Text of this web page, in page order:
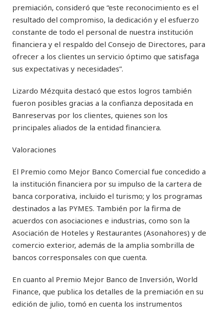
premiación, consideró que “este reconocimiento es el
resultado del compromiso, la dedicación y el esfuerzo
constante de todo el personal de nuestra institución
financiera y el respaldo del Consejo de Directores, para
ofrecer a los clientes un servicio óptimo que satisfaga
sus expectativas y necesidades”.
Lizardo Mézquita destacó que estos logros también
fueron posibles gracias a la confianza depositada en
Banreservas por los clientes, quienes son los
principales aliados de la entidad financiera.
Valoraciones
El Premio como Mejor Banco Comercial fue concedido a
la institución financiera por su impulso de la cartera de
banca corporativa, incluido el turismo; y los programas
destinados a las PYMES. También por la firma de
acuerdos con asociaciones e industrias, como son la
Asociación de Hoteles y Restaurantes (Asonahores) y de
comercio exterior, además de la amplia sombrilla de
bancos corresponsales con que cuenta.
En cuanto al Premio Mejor Banco de Inversión, World
Finance, que publica los detalles de la premiación en su
edición de julio, tomó en cuenta los instrumentos